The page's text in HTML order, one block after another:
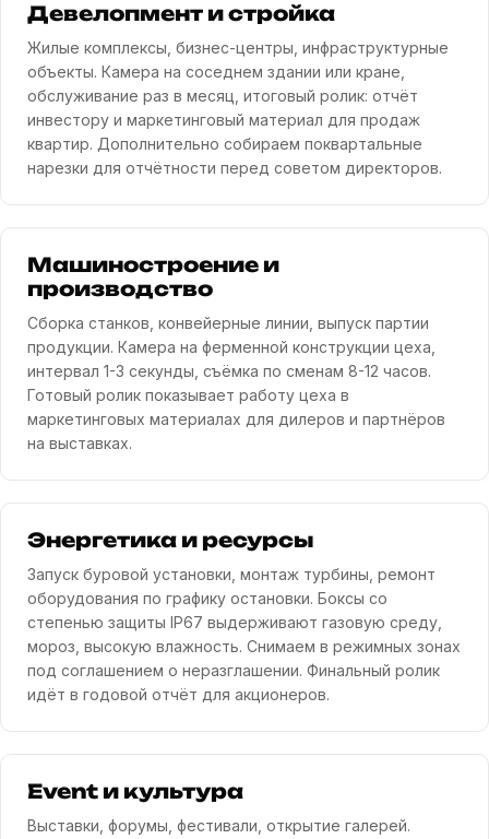
Девелопмент и стройка
Жилые комплексы, бизнес-центры, инфраструктурные
объекты. Камера на соседнем здании или кране,
обслуживание раз в месяц, итоговый ролик: отчёт
инвестору и маркетинговый материал для продаж
квартир. Дополнительно собираем поквартальные
нарезки для отчётности перед советом директоров.
Машиностроение и
производство
Сборка станков, конвейерные линии, выпуск партии
продукции. Камера на ферменной конструкции цеха,
интервал 1-3 секунды, съёмка по сменам 8-12 часов.
Готовый ролик показывает работу цеха в
маркетинговых материалах для дилеров и партнёров
на выставках.
Энергетика и ресурсы
Запуск буровой установки, монтаж турбины, ремонт
оборудования по графику остановки. Боксы со
степенью защиты IP67 выдерживают газовую среду,
мороз, высокую влажность. Снимаем в режимных зонах
под соглашением о неразглашении. Финальный ролик
идёт в годовой отчёт для акционеров.
Event и культура
Выставки, форумы, фестивали, открытие галерей.